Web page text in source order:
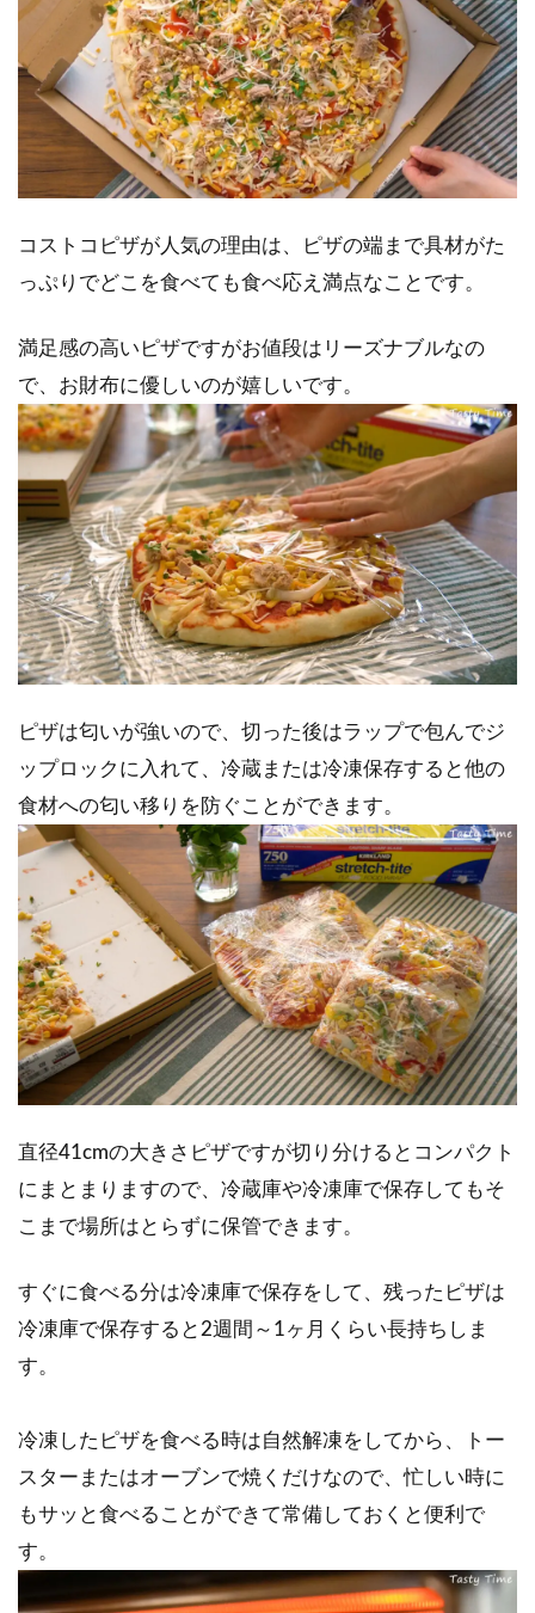
コストコピザが人気の理由は、ピザの端まで具材がた
っぷりでどこを食べても食べ応え満点なことです。
満足感の高いピザですがお値段はリーズナブルなの
で、お財布に優しいのが嬉しいです。
ピザは匂いが強いので、切った後はラップで包んでジ
ップロックに入れて、冷蔵または冷凍保存すると他の
食材への匂い移りを防ぐことができます。
直径41cmの大きさピザですが切り分けるとコンパクト
にまとまりますので、冷蔵庫や冷凍庫で保存してもそ
こまで場所はとらずに保管できます。
すぐに食べる分は冷凍庫で保存をして、残ったピザは
冷凍庫で保存すると2週間～1ヶ月くらい長持ちしま
す。
冷凍したピザを食べる時は自然解凍をしてから、トー
スターまたはオーブンで焼くだけなので、忙しい時に
もサッと食べることができて常備しておくと便利で
す。